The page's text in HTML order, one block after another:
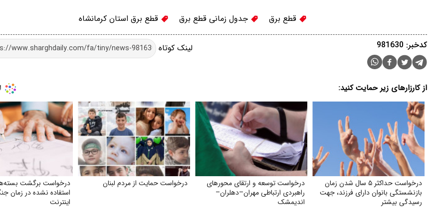
قطع برق جدول زمانی قطع برق قطع برق استان کرمانشاه
لینک کوتاه کدخبر: 981630
از کارزارهای زیر حمایت کنید:
درخواست حداکثر ۵ سال شدن زمان
بازنشستگی بانوان دارای فرزند، جهت
رسیدگی بیشتر
درخواست توسعه و ارتقای محورهای
راهبردی ارتباطی مهران–دهلران–
اندیمشک
درخواست حمایت از مردم لبنان
درخواست برگشت
استفاده نشده در زمان
اینترنت